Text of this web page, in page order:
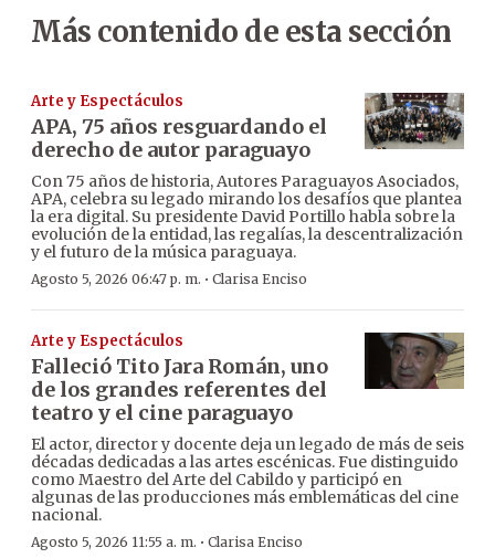
Más contenido de esta sección
Arte y Espectáculos
APA, 75 años resguardando el
derecho de autor paraguayo
Con 75 años de historia, Autores Paraguayos Asociados,
APA, celebra su legado mirando los desafíos que plantea
la era digital. Su presidente David Portillo habla sobre la
evolución de la entidad, las regalías, la descentralización
y el futuro de la música paraguaya.
Agosto 5, 2026 06:47 p. m. · Clarisa Enciso
Arte y Espectáculos
Falleció Tito Jara Román, uno
de los grandes referentes del
teatro y el cine paraguayo
El actor, director y docente deja un legado de más de seis
décadas dedicadas a las artes escénicas. Fue distinguido
como Maestro del Arte del Cabildo y participó en
algunas de las producciones más emblemáticas del cine
nacional.
Agosto 5, 2026 11:55 a. m. · Clarisa Enciso